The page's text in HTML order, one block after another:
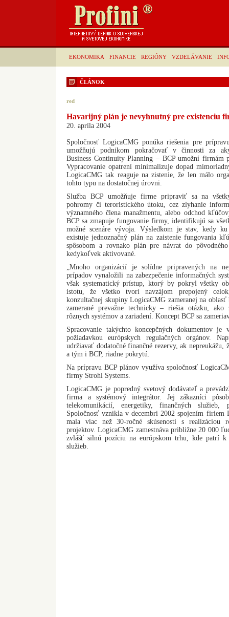
EKONOMIKA FINANCIE REGIÓNY VZDELÁVANIE
ČLÁNOK
red
Havarijný plán je nevyhnutný pre existenciu
20. apríla 2004
Spoločnosť LogicaCMG ponúka riešenia pre
umožňujú podnikom pokračovať v činnosti za
Business Continuity Planning – BCP umožní
Vypracovanie opatrení minimalizuje dopad
LogicaCMG tak reaguje na zistenie, že len málo
tohto typu na dostatočnej úrovni.
Služba BCP umožňuje firme pripraviť sa na
pohromy či teroristického útoku, cez zlyhanie
významného člena manažmentu, alebo odchod
BCP sa zmapuje fungovanie firmy, identifikujú sa
možné scenáre vývoja. Výsledkom je stav, kedy
existuje jednoznačný plán na zaistenie fungovania
spôsobom a rovnako plán pre návrat do
kedykoľvek aktivované.
„Mnoho organizácií je solídne pripravených na
prípadov vynaložili na zabezpečenie informačných
však systematický prístup, ktorý by pokryl všetky
istotu, že všetko tvorí navzájom prepojený
konzultačnej skupiny LogicaCMG zameranej na oblasť
zamerané prevažne technicky – riešia otázku,
rôznych systémov a zariadení. Koncept BCP sa
Spracovanie takýchto koncepčných dokumentov
požiadavkou európskych regulačných orgánov.
udržiavať dodatočné finančné rezervy, ak
a tým i BCP, riadne pokrytú.
Na prípravu BCP plánov využíva spoločnosť
firmy Strohl Systems.
LogicaCMG je popredný svetový dodávateľ a
firma a systémový integrátor. Jej zákazníci
telekomunikácií, energetiky, finančných
Spoločnosť vznikla v decembri 2002 spojením firiem
mala viac než 30-ročné skúsenosti s realizáciou
projektov. LogicaCMG zamestnáva približne 20 000
zvlášť silnú pozíciu na európskom trhu, kde patrí k
služieb.